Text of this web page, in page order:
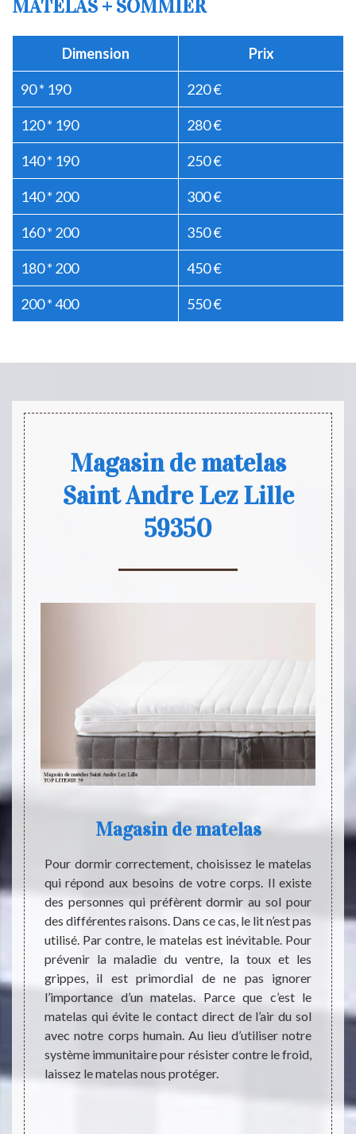
MATELAS + SOMMIER
Dimension Prix
90 * 190 220 €
120 * 190 280 €
140 * 190 250 €
140 * 200 300 €
160 * 200 350 €
180 * 200 450 €
200 * 400 550 €
Magasin de matelas
Saint Andre Lez Lille
59350
de
un
sont
Magasin de matelas
Pour dormir correctement, choisissez le matelas
qui répond aux besoins de votre corps. Il existe
des personnes qui préfèrent dormir au sol pour
des différentes raisons. Dans ce cas, le lit n’est pas
utilisé. Par contre, le matelas est inévitable. Pour
prévenir la maladie du ventre, la toux et les
grippes, il est primordial de ne pas ignorer
l’importance d’un matelas. Parce que c’est le
matelas qui évite le contact direct de l’air du sol
avec notre corps humain. Au lieu d’utiliser notre
système immunitaire pour résister contre le froid,
laissez le matelas nous protéger.
le
que
le
votre